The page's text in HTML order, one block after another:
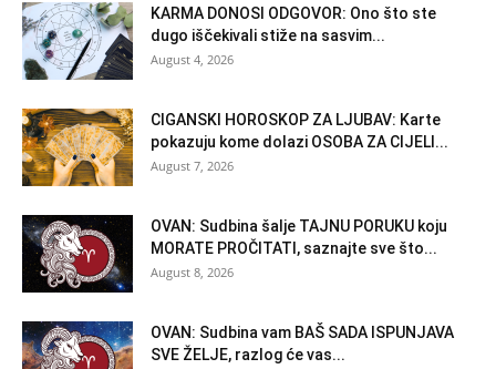
KARMA DONOSI ODGOVOR: Ono što ste
dugo iščekivali stiže na sasvim...
August 4, 2026
CIGANSKI HOROSKOP ZA LJUBAV: Karte
pokazuju kome dolazi OSOBA ZA CIJELI...
August 7, 2026
OVAN: Sudbina šalje TAJNU PORUKU koju
MORATE PROČITATI, saznajte sve što...
August 8, 2026
OVAN: Sudbina vam BAŠ SADA ISPUNJAVA
SVE ŽELJE, razlog će vas...